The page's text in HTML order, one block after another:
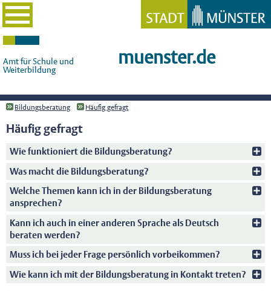
Amt für Schule und
Weiterbildung
muenster.de
Bildungsberatung Häufig gefragt
Häufig gefragt
Wie funktioniert die Bildungsberatung?
Was macht die Bildungsberatung?
Welche Themen kann ich in der Bildungsberatung
ansprechen?
Kann ich auch in einer anderen Sprache als Deutsch
beraten werden?
Muss ich bei jeder Frage persönlich vorbeikommen?
Wie kann ich mit der Bildungsberatung in Kontakt treten?